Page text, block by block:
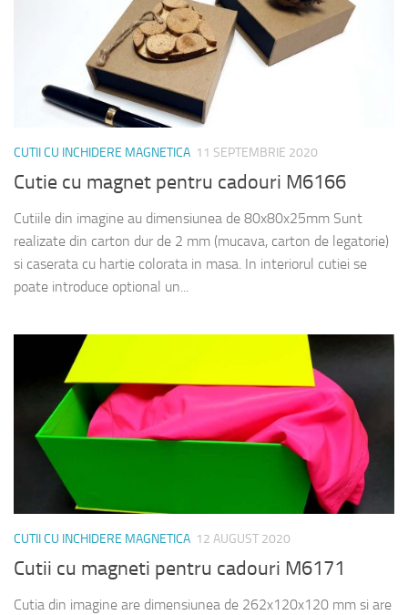
CUTII CU INCHIDERE MAGNETICA 11 SEPTEMBRIE 2020
Cutie cu magnet pentru cadouri M6166
Cutiile din imagine au dimensiunea de 80x80x25mm Sunt
realizate din carton dur de 2 mm (mucava, carton de legatorie)
si caserata cu hartie colorata in masa. In interiorul cutiei se
poate introduce optional un...
CUTII CU INCHIDERE MAGNETICA 12 AUGUST 2020
Cutii cu magneti pentru cadouri M6171
Cutia din imagine are dimensiunea de 262x120x120 mm si are